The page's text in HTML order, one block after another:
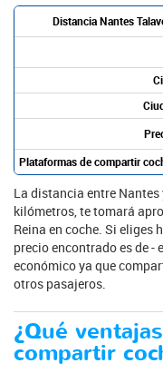
Distancia Nantes
Plataformas de compartir
La distancia entre Nantes
kilómetros, te tomará
Reina en coche. Si eliges
precio encontrado es de -
económico ya que
otros pasajeros.
¿Qué
compartir